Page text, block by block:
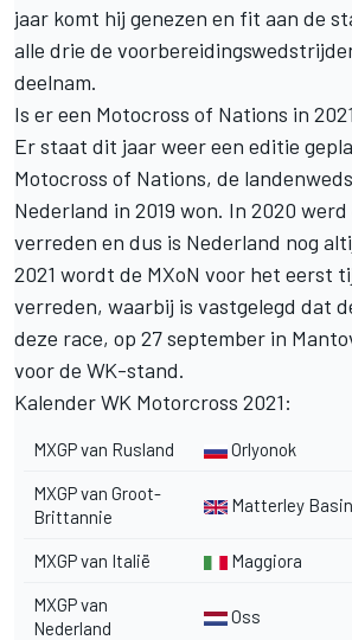
jaar komt hij genezen en fit aan de
alle drie de
deelnam.
Is er een Motocross of Nations in
Er staat dit jaar weer een editie
Motocross of Nations, de
Nederland in 2019 won. In 2020
verreden en dus is Nederland nog
2021 wordt de MXoN voor het eerst
verreden, waarbij is vastgelegd dat
deze race, op 27 september in
voor de WK-stand.
Kalender WK Motorcross 2021:
MXGP van Rusland Orlyonok
MXGP van Groot-
Brittannie
Matterley Basin
MXGP van Italië Maggiora
MXGP van
Nederland
Oss